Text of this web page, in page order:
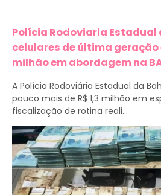
Polícia Rodoviaria Estadual
celulares de última geração
milhão em abordagem na
A Polícia Rodoviária Estadual da
pouco mais de R$ 1,3 milhão em
fiscalização de rotina reali...